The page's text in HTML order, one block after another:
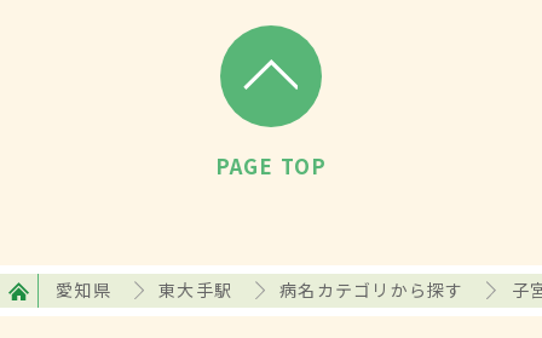
PAGE TOP
愛知県 東大手駅 病名カテゴリから探す 子